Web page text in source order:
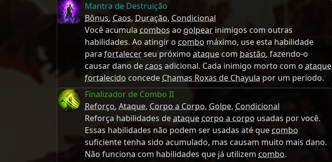
Mantra de Destruição
Bônus, Caos, Duração, Condicional
Você acumula combos ao golpear inimigos com outras
habilidades. Ao atingir o combo máximo, use esta habilidade
para fortalecerseu próximo ataquecom bastão, fazendo-o
causar dano decaos adicional. Cada inimigo morto com o ataque
fortalecido concedeChamas Roxas de Chayula por um período.
Finalizador de Combo II
Reforço, Ataque, Corpo a Corpo, Golpe, Condicional
Reforça habilidades deataquecorpo a corpo usadas por você.
Essas habilidades não podem ser usadas até quecombo
suficiente tenha sido acumulado, mas causam muito mais dano.
Não funciona com habilidades que já utilizem combo.